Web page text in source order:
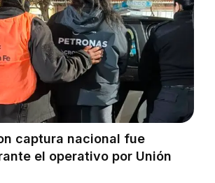
captura nacional fue
el operativo por Unión